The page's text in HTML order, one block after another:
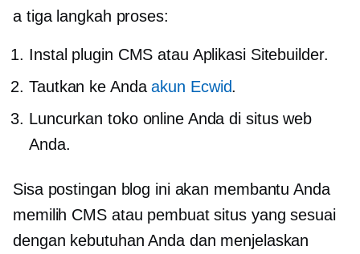
a tiga langkah proses:
Instal plugin CMS atau Aplikasi Sitebuilder.
Tautkan ke Andaakun Ecwid.
Luncurkan toko online Anda di situs web
Anda.
Sisa postingan blog ini akan membantu Anda
memilih CMS atau pembuat situs yang sesuai
dengan kebutuhan Anda dan menjelaskan